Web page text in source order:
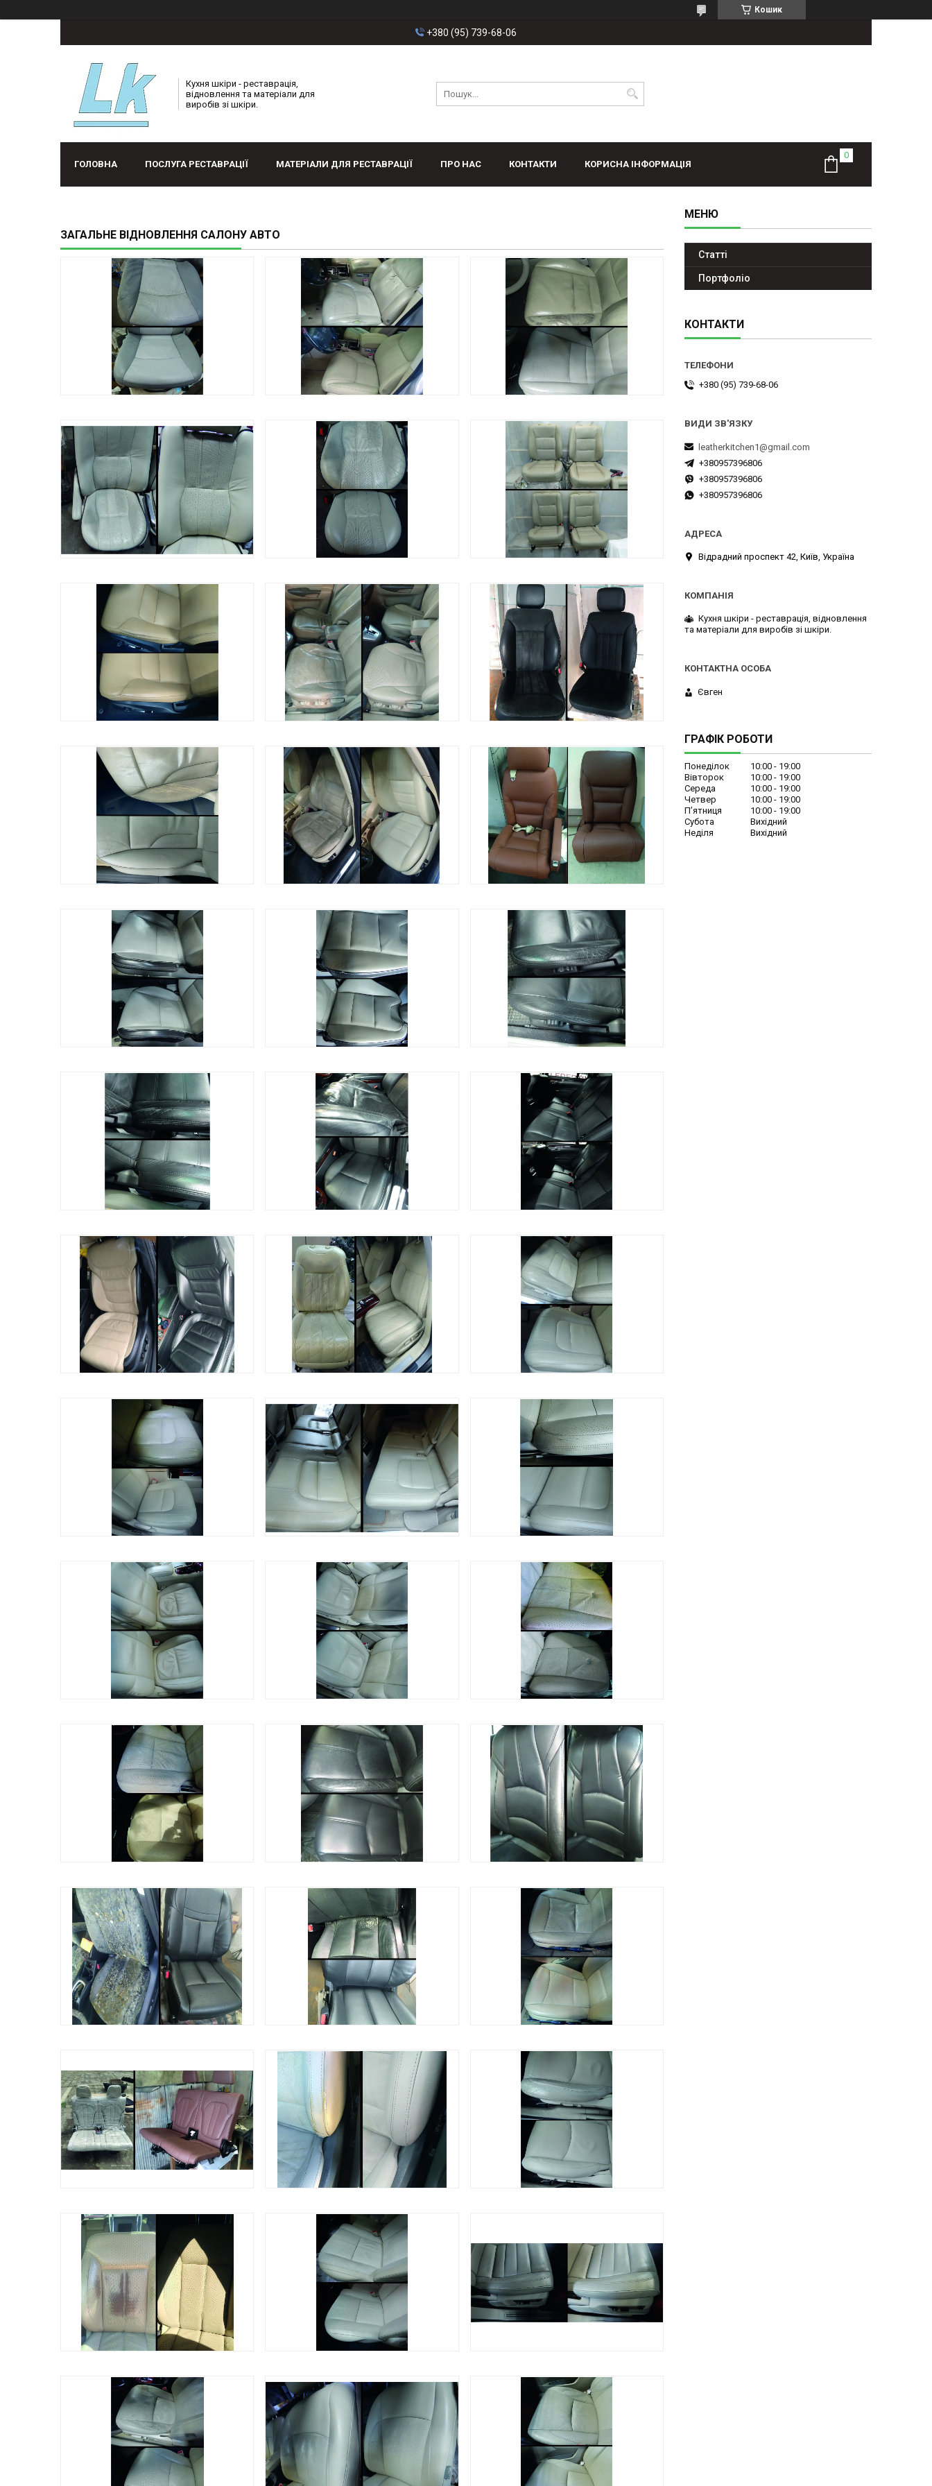
Кошик
+380 (95) 739-68-06
Кухня шкіри - реставрація,
відновлення та матеріали для
виробів зі шкіри.
ГОЛОВНА ПОСЛУГА РЕСТАВРАЦІЇ МАТЕРІАЛИ ДЛЯ РЕСТАВРАЦІЇ ПРО НАС КОНТАКТИ КОРИСНА ІНФОРМАЦІЯ
ЗАГАЛЬНЕ ВІДНОВЛЕННЯ САЛОНУ АВТО
Статті
Портфолiо
КОНТАКТИ
+380 (95) 739-68-06
leatherkitchen1@gmail.com
+380957396806
+380957396806
+380957396806
Відрадний проспект 42, Київ, Україна
Кухня шкіри - реставрація, відновлення
та матеріали для виробів зі шкіри.
Євген
ГРАФІК РОБОТИ
Понеділок 10:00
19:00
Вівторок
10:00
19:00
Середа
10:00
19:00
Четвер
10:00
19:00
Пʼятниця
10:00
19:00
Субота
Вихідний
Неділя
Вихідний